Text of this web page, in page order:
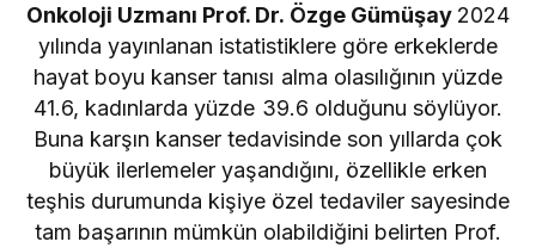
Onkoloji Uzmanı Prof. Dr. Özge Gümüşay 2024
yılında yayınlanan istatistiklere göre erkeklerde
hayat boyu kanser tanısı alma olasılığının yüzde
41.6, kadınlarda yüzde 39.6 olduğunu söylüyor.
Buna karşın kanser tedavisinde son yıllarda çok
büyük ilerlemeler yaşandığını, özellikle erken
teşhis durumunda kişiye özel tedaviler sayesinde
tam başarının mümkün olabildiğini belirten Prof.